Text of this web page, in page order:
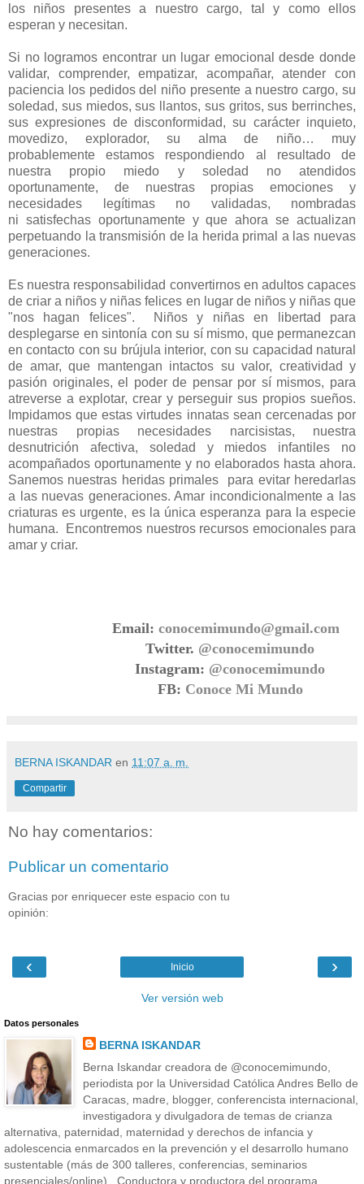
los niños presentes a nuestro cargo, tal y como ellos
esperan y necesitan.
Si no logramos encontrar un lugar emocional desde donde
validar, comprender, empatizar, acompañar, atender con
paciencia los pedidos del niño presente a nuestro cargo, su
soledad, sus miedos, sus llantos, sus gritos, sus berrinches,
sus expresiones de disconformidad, su carácter inquieto,
movedizo, explorador, su alma de niño… muy
probablemente estamos respondiendo al resultado de
nuestra propio miedo y soledad no atendidos
oportunamente, de nuestras propias emociones y
necesidades legítimas no validadas, nombradas
ni satisfechas oportunamente y que ahora se actualizan
perpetuando la transmisión de la herida primal a las nuevas
generaciones.
Es nuestra responsabilidad convertirnos en adultos capaces
de criar a niños y niñas felices en lugar de niños y niñas que
"nos hagan felices". Niños y niñas en libertad para
desplegarse en sintonía con su sí mismo, que permanezcan
en contacto con su brújula interior, con su capacidad natural
de amar, que mantengan intactos su valor, creatividad y
pasión originales, el poder de pensar por sí mismos, para
atreverse a explotar, crear y perseguir sus propios sueños.
Impidamos que estas virtudes innatas sean cercenadas por
nuestras propias necesidades narcisistas, nuestra
desnutrición afectiva, soledad y miedos infantiles no
acompañados oportunamente y no elaborados hasta ahora.
Sanemos nuestras heridas primales
para evitar heredarlas
a las nuevas generaciones. Amar incondicionalmente a las
criaturas es urgente, es la única esperanza para la especie
humana.
Encontremos nuestros recursos emocionales para
amar y criar.
Email: conocemimundo@gmail.com
Twitter. @conocemimundo
Instagram: @conocemimundo
FB: Conoce Mi Mundo
BERNA ISKANDAR en 11:07 a. m.
Compartir
No hay comentarios:
Publicar un comentario
Gracias por enriquecer este espacio con tu
opinión:
‹ ›
Inicio
Ver versión web
Datos personales
BERNA ISKANDAR
Berna Iskandar creadora de @conocemimundo,
periodista por la Universidad Católica Andres Bello de
Caracas, madre, blogger, conferencista internacional,
investigadora y divulgadora de temas de crianza
alternativa, paternidad, maternidad y derechos de infancia y
adolescencia enmarcados en la prevención y el desarrollo humano
sustentable (más de 300 talleres, conferencias, seminarios
presenciales/online). Conductora y productora del programa